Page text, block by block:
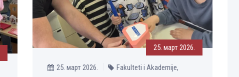
25. март 2026.
25. март 2026.
Fakulteti i Akademije,